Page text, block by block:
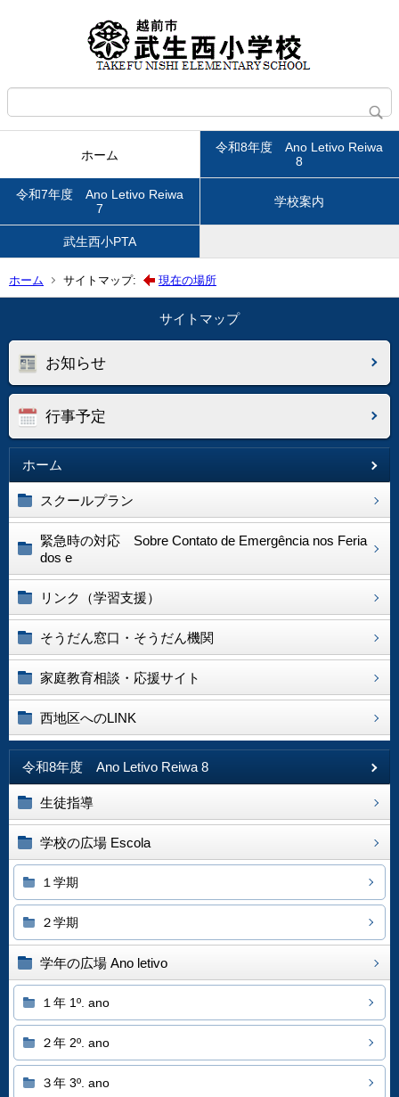
ホーム
令和8年度 Ano Letivo Reiwa
8
令和7年度 Ano Letivo Reiwa
7
学校案内
武生西小PTA
ホーム サイトマップ: 現在の場所
サイトマップ
お知らせ
行事予定
ホーム
スクールプラン
緊急時の対応 Sobre Contato de Emergência nos Feria
dos e
リンク（学習支援）
そうだん窓口・そうだん機関
家庭教育相談・応援サイト
西地区へのLINK
令和8年度 Ano Letivo Reiwa 8
生徒指導
学校の広場 Escola
１学期
２学期
学年の広場 Ano letivo
１年 1º. ano
２年 2º. ano
３年 3º. ano